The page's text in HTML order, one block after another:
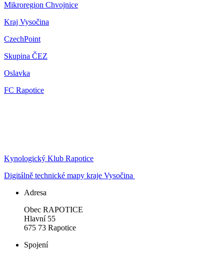
Mikroregion Chvojnice
Kraj Vysočina
CzechPoint
Skupina ČEZ
Oslavka
FC Rapotice
Kynologický Klub Rapotice
Digitálně technické mapy kraje Vysočina
Adresa
Obec RAPOTICE
Hlavní 55
675 73 Rapotice
Spojení